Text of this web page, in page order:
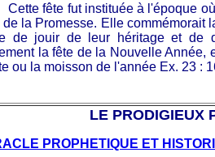
fut instituée à l'époque où
de la Promesse. Elle
de jouir de leur héritage et de
la fête de la Nouvelle Année,
ou la moisson de l'année Ex. 23 :
LE PRODIGIEUX
PROPHETIQUE ET